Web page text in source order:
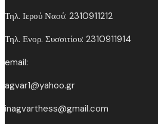
Τηλ. Ιερού Ναού: 2310911212
Τηλ. Ενορ. Συσσιτίου: 2310911914
email:
agvar1@yahoo.gr
inagvarthess@gmail.com